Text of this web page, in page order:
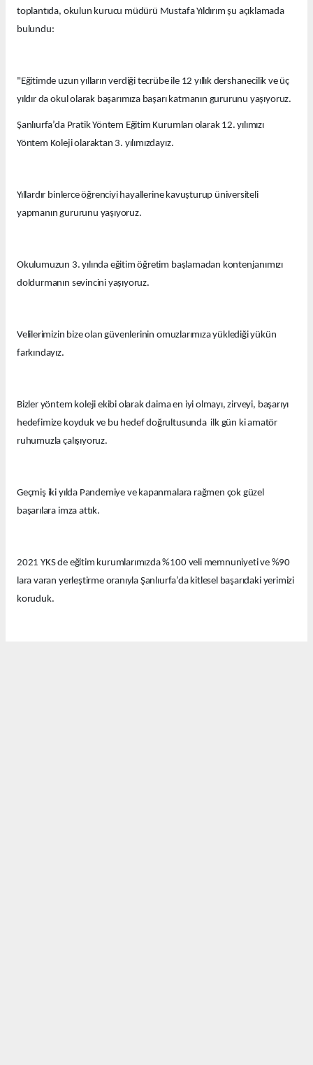
toplantıda, okulun kurucu müdürü Mustafa Yıldırım şu açıklamada
bulundu:
"Eğitimde uzun yılların verdiği tecrübe ile 12 yıllık dershanecilik ve üç
yıldır da okul olarak başarımıza başarı katmanın gururunu yaşıyoruz.
Şanlıurfa’da Pratik Yöntem Eğitim Kurumları olarak 12. yılımızı
Yöntem Koleji olaraktan 3. yılımızdayız.
Yıllardır binlerce öğrenciyi hayallerine kavuşturup üniversiteli
yapmanın gururunu yaşıyoruz.
Okulumuzun 3. yılında eğitim öğretim başlamadan kontenjanımızı
doldurmanın sevincini yaşıyoruz.
Velilerimizin bize olan güvenlerinin omuzlarımıza yüklediği yükün
farkındayız.
Bizler yöntem koleji ekibi olarak daima en iyi olmayı, zirveyi, başarıyı
hedefimize koyduk ve bu hedef doğrultusunda ilk gün ki amatör
ruhumuzla çalışıyoruz.
Geçmiş iki yılda Pandemiye ve kapanmalara rağmen çok güzel
başarılara imza attık.
2021 YKS de eğitim kurumlarımızda %100 veli memnuniyeti ve %90
lara varan yerleştirme oranıyla Şanlıurfa’da kitlesel başarıdaki yerimizi
koruduk.